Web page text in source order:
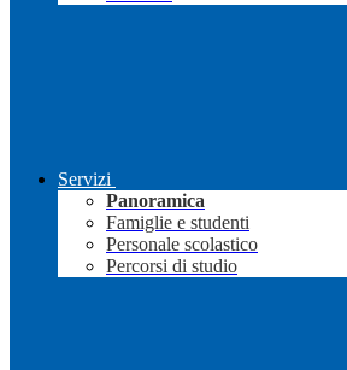
Servizi
Panoramica
Famiglie e studenti
Personale scolastico
Percorsi di studio